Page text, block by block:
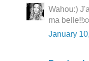
Wahou:)
ma
January